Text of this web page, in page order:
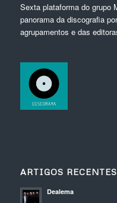
Sexta plataforma do grupo
panorama da discografia
agrupamentos e das
ARTIGOS RECENTES
Dealema